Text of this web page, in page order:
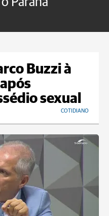
Buzzi à
sexual
COTIDIANO